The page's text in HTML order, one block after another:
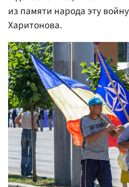
из памяти народа эту
Харитонова.